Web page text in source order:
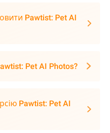
Pawtist: Pet AI
Pet AI Photos?
Pawtist: Pet AI